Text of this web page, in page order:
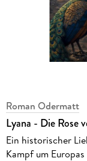
Roman Odermatt
Lyana - Die Rose
Ein historischer
Kampf um